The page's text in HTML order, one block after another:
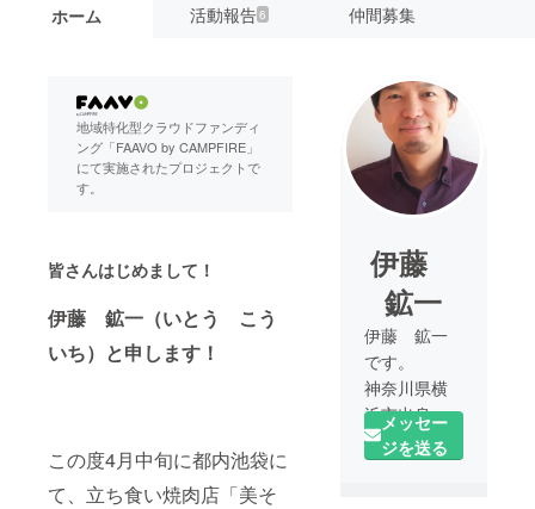
ホーム 活動報告6 仲間募集
地域特化型クラウドファンディ
ング「FAAVO by CAMPFIRE」
にて実施されたプロジェクトで
す。
皆さんはじめまして！
伊藤 鉱一（いとう こう
いち）と申します！
この度4月中旬に都内池袋に
て、立ち食い焼肉店「美そ
伊藤
鉱一
伊藤 鉱一
です。
神奈川県横
浜市出身、
現在は茨城
県在住で
メッセー
ジを送る